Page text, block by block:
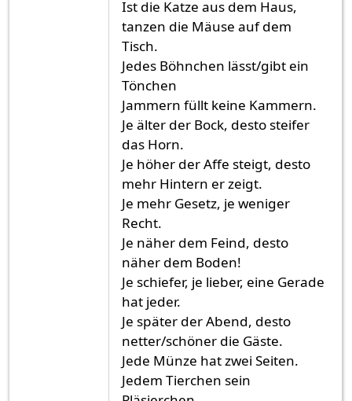
Ist die Katze aus dem Haus,
tanzen die Mäuse auf dem
Tisch.
Jedes Böhnchen lässt/gibt ein
Tönchen
Jammern füllt keine Kammern.
Je älter der Bock, desto steifer
das Horn.
Je höher der Affe steigt, desto
mehr Hintern er zeigt.
Je mehr Gesetz, je weniger
Recht.
Je näher dem Feind, desto
näher dem Boden!
Je schiefer, je lieber, eine Gerade
hat jeder.
Je später der Abend, desto
netter/schöner die Gäste.
Jede Münze hat zwei Seiten.
Jedem Tierchen sein